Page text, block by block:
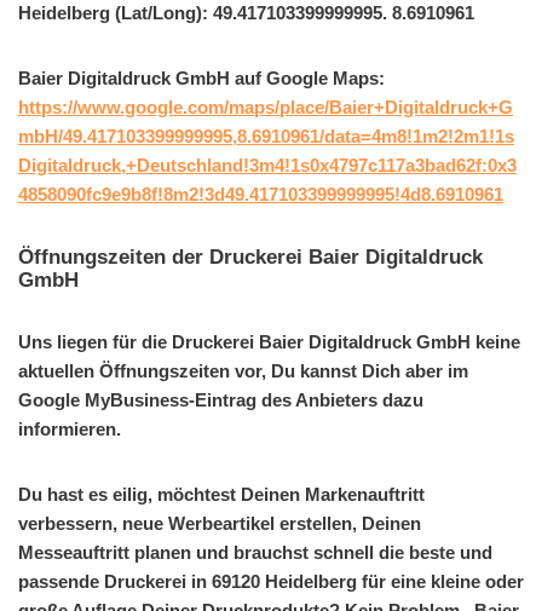
Heidelberg (Lat/Long): 49.417103399999995. 8.6910961
Baier Digitaldruck GmbH auf Google Maps:
https://www.google.com/maps/place/Baier+Digitaldruck+G
mbH/49.417103399999995,8.6910961/data=4m8!1m2!2m1!1s
Digitaldruck,+Deutschland!3m4!1s0x4797c117a3bad62f:0x3
4858090fc9e9b8f!8m2!3d49.417103399999995!4d8.6910961
Öffnungszeiten der Druckerei Baier Digitaldruck
GmbH
Uns liegen für die Druckerei Baier Digitaldruck GmbH keine
aktuellen Öffnungszeiten vor, Du kannst Dich aber im
Google MyBusiness-Eintrag des Anbieters dazu
informieren.
Du hast es eilig, möchtest Deinen Markenauftritt
verbessern, neue Werbeartikel erstellen, Deinen
Messeauftritt planen und brauchst schnell die beste und
passende Druckerei in 69120 Heidelberg für eine kleine oder